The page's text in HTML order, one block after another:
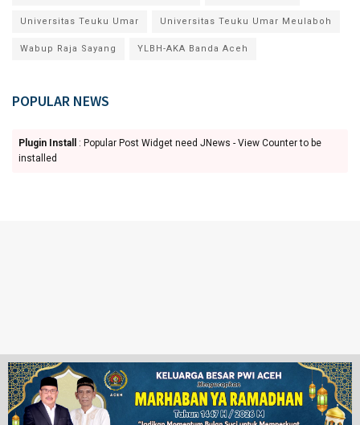
Universitas Teuku Umar Universitas Teuku Umar Meulaboh
Wabup Raja Sayang YLBH-AKA Banda Aceh
POPULAR NEWS
Plugin Install
: Popular Post Widget need JNews - View Counter to be
installed
Ketentuan Penggunaan Redaksi